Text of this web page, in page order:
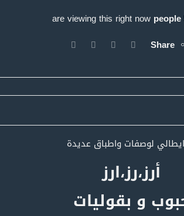
people
are viewing this right now
Share
ايطالي لوصفات واطباق عديدة
أرز،رز،ارز
و بقوليات